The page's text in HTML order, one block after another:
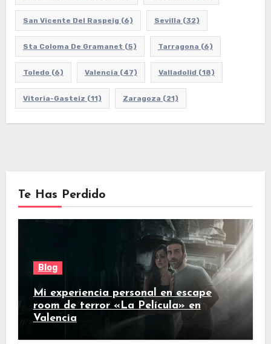
San Vicente Del Raspeig (6) Sevilla (32)
Sta Coloma De Gramanet (5) Tarragona (6)
Toledo (6) Valencia (47) Valladolid (18)
Vitoria-Gasteiz (11) Zaragoza (21)
Te Has Perdido
Blog
Mi experiencia personal en escape
room de terror «La Película» en
Valencia